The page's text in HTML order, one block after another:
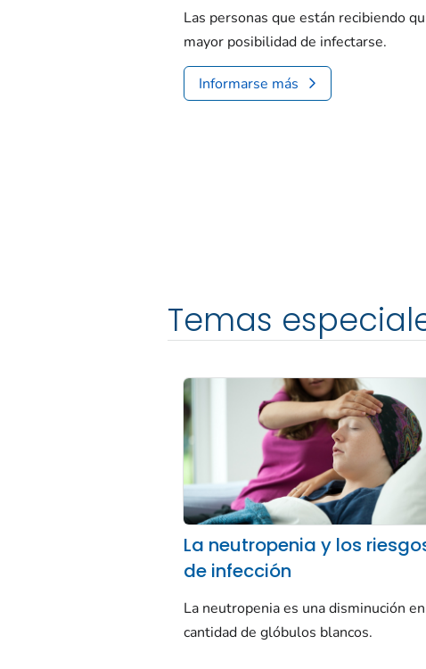
Las personas que están recibiendo
mayor posibilidad de infectarse.
Informarse más
Temas
La neutropenia y los
de infección
La neutropenia es una disminución
cantidad de glóbulos blancos.